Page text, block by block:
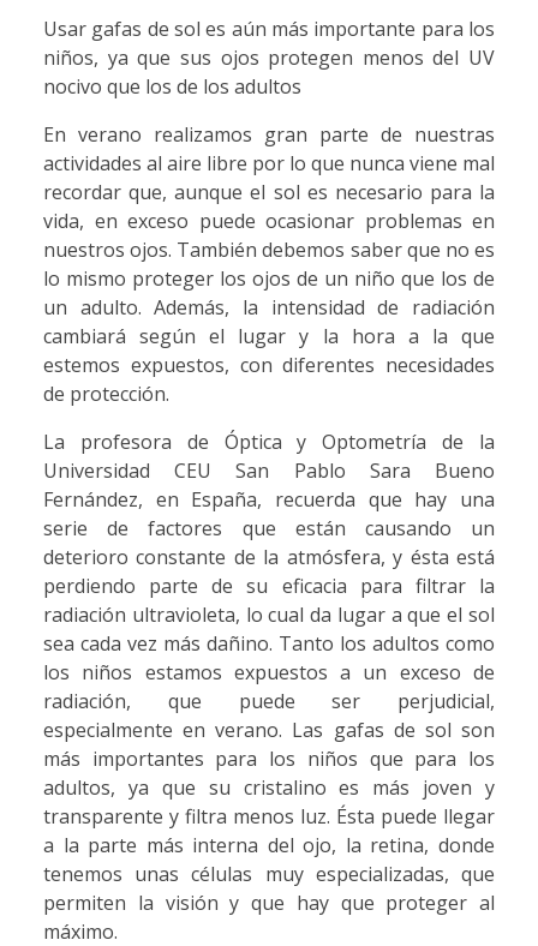
Usar gafas de sol es aún más importante para los
niños, ya que sus ojos protegen menos del UV
nocivo que los de los adultos
En verano realizamos gran parte de nuestras
actividades al aire libre por lo que nunca viene mal
recordar que, aunque el sol es necesario para la
vida, en exceso puede ocasionar problemas en
nuestros ojos. También debemos saber que no es
lo mismo proteger los ojos de un niño que los de
un adulto. Además, la intensidad de radiación
cambiará según el lugar y la hora a la que
estemos expuestos, con diferentes necesidades
de protección.
La profesora de Óptica y Optometría de la
Universidad CEU San Pablo Sara Bueno
Fernández, en España, recuerda que hay una
serie de factores que están causando un
deterioro constante de la atmósfera, y ésta está
perdiendo parte de su eficacia para filtrar la
radiación ultravioleta, lo cual da lugar a que el sol
sea cada vez más dañino. Tanto los adultos como
los niños estamos expuestos a un exceso de
radiación, que puede ser perjudicial,
especialmente en verano. Las gafas de sol son
más importantes para los niños que para los
adultos, ya que su cristalino es más joven y
transparente y filtra menos luz. Ésta puede llegar
a la parte más interna del ojo, la retina, donde
tenemos unas células muy especializadas, que
permiten la visión y que hay que proteger al
máximo.